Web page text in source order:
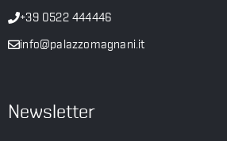
+39 0522 444446
info@palazzomagnani.it
Newsletter